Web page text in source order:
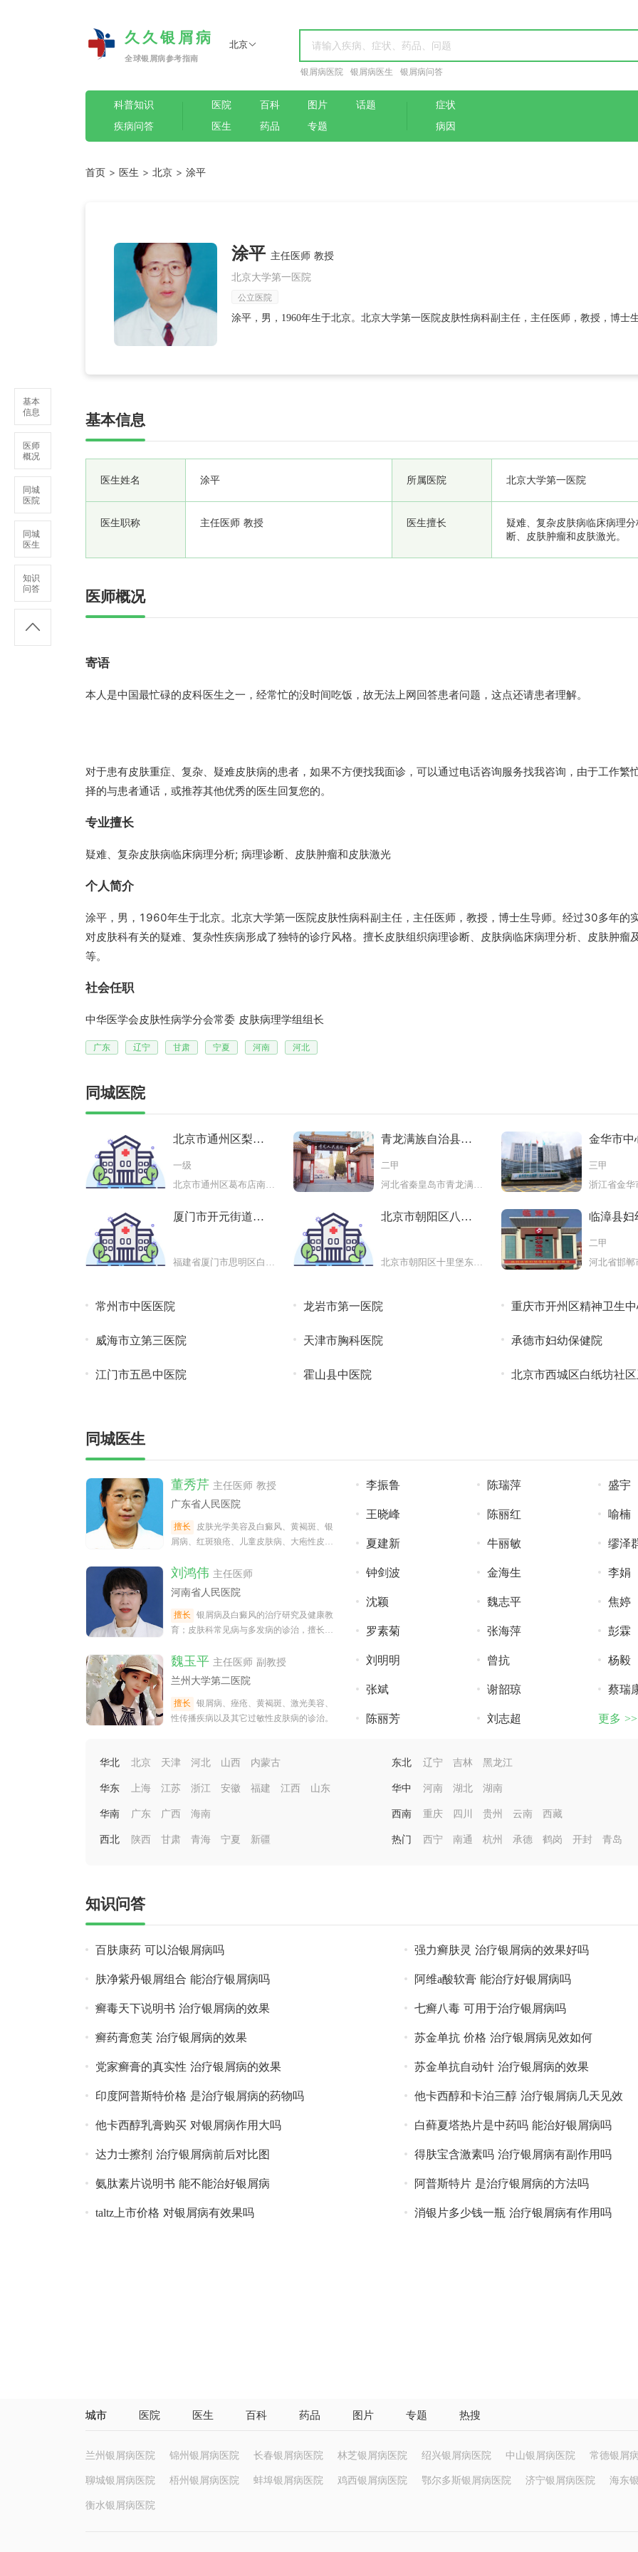
久久银屑病
全球银屑病参考指南
北京
银屑病医院 银屑病医生 银屑病问答
科普知识
疾病问答
医院
医生
百科
药品
图片
专题
话题
症状
病因
首页 > 医生 > 北京 > 涂平
基本
信息
医师
概况
同城
医院
同城
医生
知识
问答
涂平 主任医师 教授
北京大学第一医院
公立医院
涂平，男，1960年生于北京。北京大学第一医院皮肤性病科副主任，主任医师，教授，博士
基本信息
医生姓名 涂平 所属医院 北京大学第一医院
医生职称 主任医师 教授 医生擅长
疑难、复杂皮肤病临床病理
断、皮肤肿瘤和皮肤激光。
医师概况
寄语
本人是中国最忙碌的皮科医生之一，经常忙的没时间吃饭，故无法上网回答患者问题，这点还请患者理解。
对于患有皮肤重症、复杂、疑难皮肤病的患者，如果不方便找我面诊，可以通过电话咨询服务找我咨询，由于工作繁
择的与患者通话，或推荐其他优秀的医生回复您的。
专业擅长
疑难、复杂皮肤病临床病理分析; 病理诊断、皮肤肿瘤和皮肤激光
个人简介
涂平，男，1960年生于北京。北京大学第一医院皮肤性病科副主任，主任医师，教授，博士生导师。经过30多年的
对皮肤科有关的疑难、复杂性疾病形成了独特的诊疗风格。擅长皮肤组织病理诊断、皮肤病临床病理分析、皮肤肿瘤
等。
社会任职
中华医学会皮肤性病学分会常委 皮肤病理学组组长
广东 辽宁 甘肃 宁夏 河南 河北
同城医院
北京市通州区梨园
一级
北京市通州区葛布店南里10、11号
青龙满族自治县医
二甲
河北省秦皇岛市青龙满族自治县服
金华市中
三甲
厦门市开元街道社
福建省厦门市思明区白鹤山路3号
北京市朝阳区八里
北京市朝阳区十里堡东里119
临漳县妇
二甲
常州市中医医院 龙岩市第一医院 重庆市开州区精神卫生
威海市立第三医院 天津市胸科医院 承德市妇幼保健院
江门市五邑中医院 霍山县中医院
北京市西城区白纸坊社
同城医生
董秀芹 主任医师 教授
广东省人民医院
擅长
皮肤光学美容及白癜风、黄褐斑、银
屑病、红斑狼疮、儿童皮肤病、大疱性皮肤
刘鸿伟 主任医师
河南省人民医院
擅长
银屑病及白癜风的治疗研究及健康教
育；皮肤科常见病与多发病的诊治，擅长银
魏玉平 主任医师 副教授
兰州大学第二医院
擅长
银屑病、痤疮、黄褐斑、激光美容、
性传播疾病以及其它过敏性皮肤病的诊治。
李振鲁 陈瑞萍 盛宇
王晓峰 陈丽红 喻楠
夏建新 牛丽敏 缪泽
钟剑波 金海生 李娟
沈颖 魏志平 焦婷
罗素菊 张海萍 彭霖
刘明明 曾抗 杨毅
张斌 谢韶琼 蔡瑞
陈丽芳 刘志超 更多 >>
华北 北京 天津 河北 山西 内蒙古 东北 辽宁 吉林 黑龙江
华东 上海 江苏 浙江 安徽 福建 江西 山东 华中 河南 湖北 湖南
华南 广东 广西 海南 西南 重庆 四川 贵州 云南 西藏
西北 陕西 甘肃 青海 宁夏 新疆 热门 西宁 南通 杭州 承德 鹤岗 开封 青岛
知识问答
百肤康药 可以治银屑病吗 强力癣肤灵 治疗银屑病的效果好吗
肤净紫丹银屑组合 能治疗银屑病吗 阿维a酸软膏 能治疗好银屑病吗
癣毒天下说明书 治疗银屑病的效果 七癣八毒 可用于治疗银屑病吗
癣药膏愈芙 治疗银屑病的效果 苏金单抗 价格 治疗银屑病见效如何
党家癣膏的真实性 治疗银屑病的效果 苏金单抗自动针 治疗银屑病的效果
印度阿普斯特价格 是治疗银屑病的药物吗 他卡西醇和卡泊三醇 治疗银屑病几天见效
他卡西醇乳膏购买 对银屑病作用大吗 白藓夏塔热片是中药吗 能治好银屑病吗
达力士擦剂 治疗银屑病前后对比图 得肤宝含激素吗 治疗银屑病有副作用吗
氨肽素片说明书 能不能治好银屑病 阿普斯特片 是治疗银屑病的方法吗
taltz上市价格 对银屑病有效果吗 消银片多少钱一瓶 治疗银屑病有作用吗
城市 医院 医生 百科 药品 图片 专题 热搜
兰州银屑病医院 锦州银屑病医院 长春银屑病医院 林芝银屑病医院 绍兴银屑病医院 中山银屑病医院 常德银屑
聊城银屑病医院 梧州银屑病医院 蚌埠银屑病医院 鸡西银屑病医院 鄂尔多斯银屑病医院 济宁银屑病医院 海东
衡水银屑病医院